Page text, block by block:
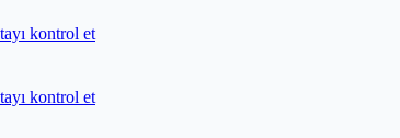
kontrol et
kontrol et